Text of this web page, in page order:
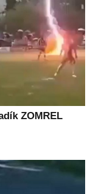
ZOMREL